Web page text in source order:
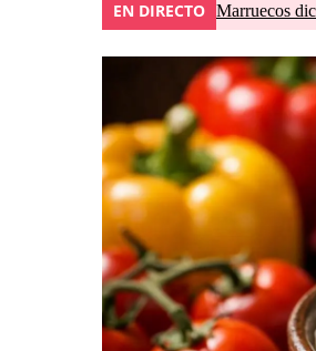
EN DIRECTO Marruecos